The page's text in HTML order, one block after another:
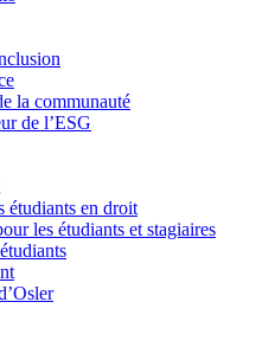
la communauté
de l’ESG
étudiants en droit
les étudiants et stagiaires